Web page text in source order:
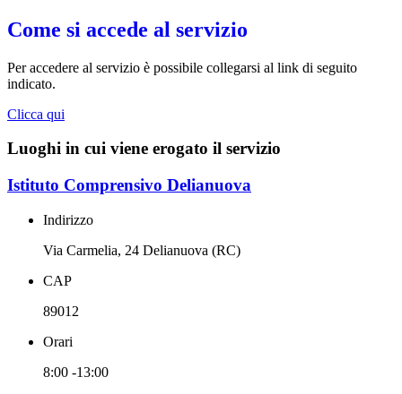
Come si accede al servizio
Per accedere al servizio è possibile collegarsi al link di seguito
indicato.
Clicca qui
Luoghi in cui viene erogato il servizio
Istituto Comprensivo Delianuova
Indirizzo
Via Carmelia, 24 Delianuova (RC)
CAP
89012
Orari
8:00 -13:00